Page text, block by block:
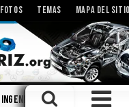
FOTOS TEMAS MAPA DEL
Ingeniería Bielas Pistones